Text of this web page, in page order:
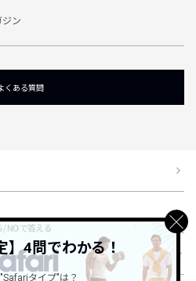
ン
くある質問
】4問でわかる！
タイプ"は？